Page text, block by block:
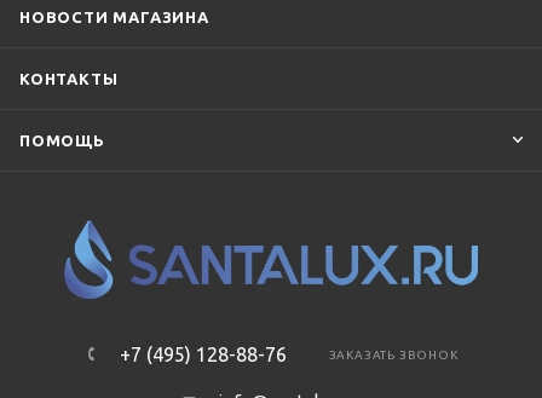
НОВОСТИ МАГАЗИНА
КОНТАКТЫ
ПОМОЩЬ
+7 (495) 128-88-76 ЗАКАЗАТЬ ЗВОНОК